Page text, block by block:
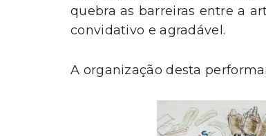
quebra as barreiras entre a
convidativo e agradável.
A organização desta